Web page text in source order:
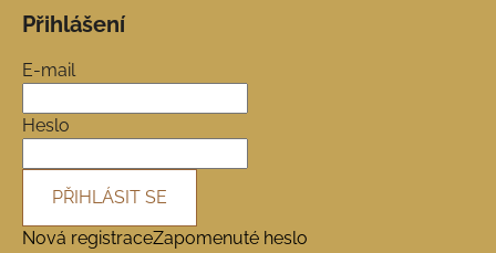
Přihlášení
E-mail
Heslo
PŘIHLÁSIT SE
Nová registraceZapomenuté heslo